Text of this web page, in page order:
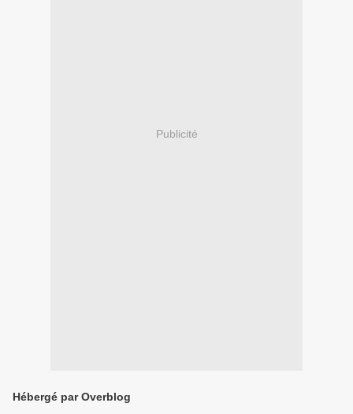
Publicité
Hébergé par Overblog